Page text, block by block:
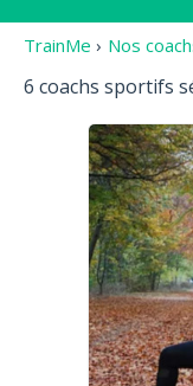
TrainMe › Nos
6 coachs sportifs